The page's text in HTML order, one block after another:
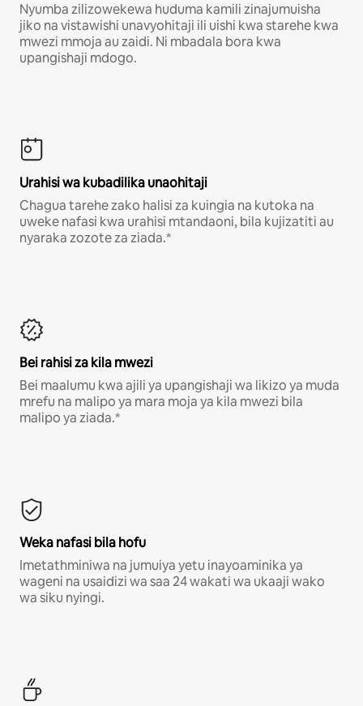
Nyumba zilizowekewa huduma kamili zinajumuisha
jiko na vistawishi unavyohitaji ili uishi kwa starehe kwa
mwezi mmoja au zaidi. Ni mbadala bora kwa
upangishaji mdogo.
Urahisi wa kubadilika unaohitaji
Chagua tarehe zako halisi za kuingia na kutoka na
uweke nafasi kwa urahisi mtandaoni, bila kujizatiti au
nyaraka zozote za ziada.*
Bei rahisi za kila mwezi
Bei maalumu kwa ajili ya upangishaji wa likizo ya muda
mrefu na malipo ya mara moja ya kila mwezi bila
malipo ya ziada.*
Weka nafasi bila hofu
Imetathminiwa na jumuiya yetu inayoaminika ya
wageni na usaidizi wa saa 24 wakati wa ukaaji wako
wa siku nyingi.